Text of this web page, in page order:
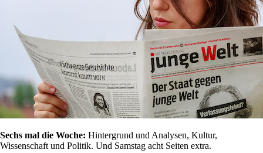
Sechs mal die Woche: Hintergrund und Analysen, Kultur,
Wissenschaft und Politik. Und Samstag acht Seiten extra.